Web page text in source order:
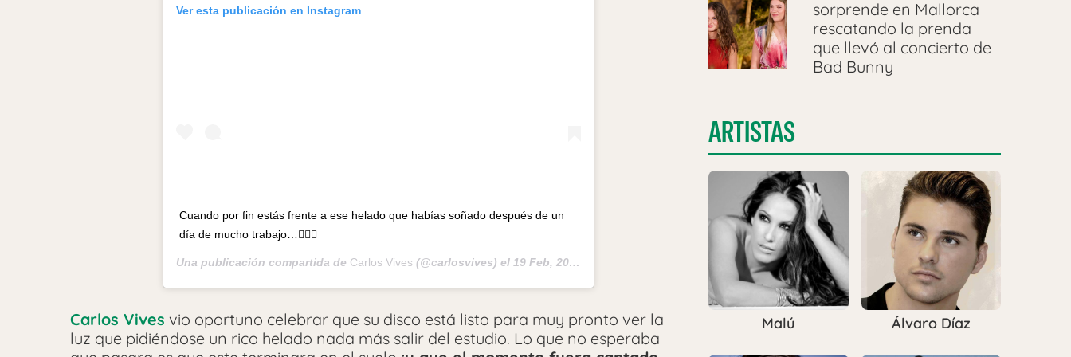
Ver esta publicación en Instagram
Cuando por fin estás frente a ese helado que habías soñado después de un
día de mucho trabajo…🤦🏻‍♂️
Una publicación compartida de Carlos Vives (@carlosvives) el 19 Feb, 2020 a las 3:15 PST
Carlos Vives vio oportuno celebrar que su disco está listo para muy pronto ver la
luz que pidiéndose un rico helado nada más salir del estudio. Lo que no esperaba
sorprende en Mallorca
rescatando la prenda
que llevó al concierto de
Bad Bunny
ARTISTAS
Malú Álvaro Díaz